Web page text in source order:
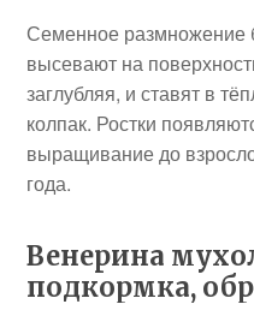
Семенное размножение
высевают на
заглубляя, и ставят в
колпак. Ростки
выращивание до
года.
Венерина
подкормка,